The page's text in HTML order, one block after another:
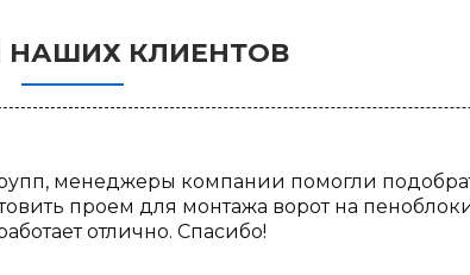
КЛИЕНТОВ
менеджеры компании помогли
проем для монтажа ворот на
отлично. Спасибо!